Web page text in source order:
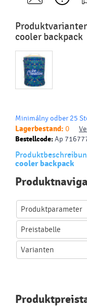
cooler backpack
Minimálny odber 25
Lagerbestand: 0
Bestellcode:Ap
cooler backpack
Produktparameter
Preistabelle
Varianten